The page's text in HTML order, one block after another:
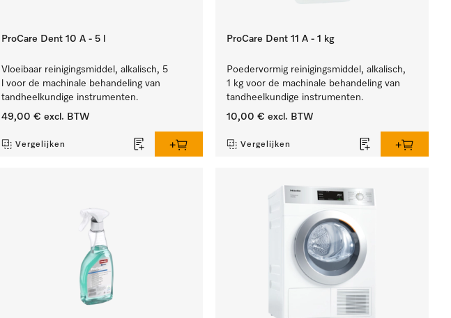
ProCare Dent 10 A - 5 l
Vloeibaar reinigingsmiddel, alkalisch, 5
l voor de machinale behandeling van
tandheelkundige instrumenten.
49,00 € excl. BTW
Vergelijken
ProCare Dent 11 A - 1 kg
Poedervormig reinigingsmiddel, alkalisch,
1 kg voor de machinale behandeling van
tandheelkundige instrumenten.
10,00 € excl. BTW
Vergelijken